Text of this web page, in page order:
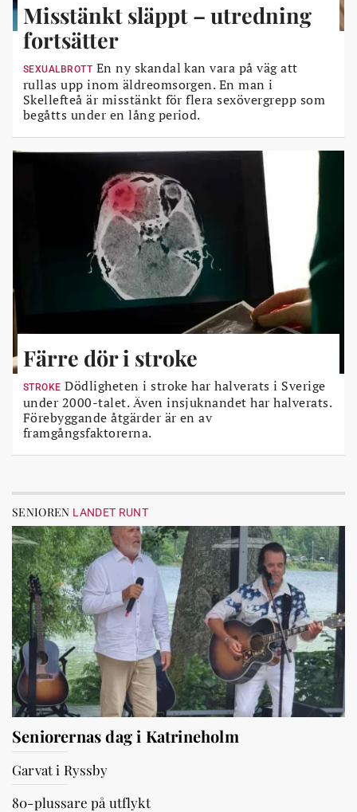
Misstänkt släppt – utredning
fortsätter
SEXUALBROTT En ny skandal kan vara på väg att
rullas upp inom äldreomsorgen. En man i
Skellefteå är misstänkt för flera sexövergrepp som
begåtts under en lång period.
Färre dör i stroke
STROKE Dödligheten i stroke har halverats i Sverige
under 2000-talet. Även insjuknandet har halverats.
Förebyggande åtgärder är en av
framgångsfaktorerna.
SENIOREN LANDET RUNT
Seniorernas dag i Katrineholm
Garvat i Ryssby
80-plussare på utflykt